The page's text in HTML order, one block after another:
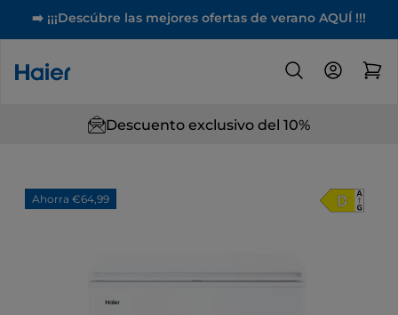
➡️ ¡¡¡Descúbre las mejores ofertas de verano AQUÍ !!!
Descuento exclusivo del 10%
Ahorra €64,99